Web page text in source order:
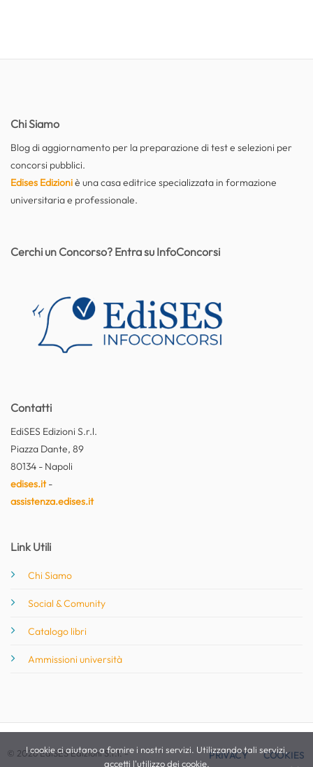
Chi Siamo
Blog di aggiornamento per la preparazione di test e selezioni per
concorsi pubblici.
Edises Edizioniè una casa editrice specializzata in formazione
universitaria e professionale.
Contatti
EdiSES Edizioni S.r.l.
Piazza Dante, 89
80134 - Napoli
edises.it-
assistenza.edises.it
Link Utili
Chi Siamo
Social & Comunity
Catalogo libri
Ammissioni università
Cerchi un Concorso? Entra su InfoConcorsi
© 2026 EdiSES Edizioni S.r.l. -
PRIVACY COOKIES
I cookie ci aiutano a fornire i nostri servizi. Utilizzando tali servizi,
accetti l'utilizzo dei cookie.